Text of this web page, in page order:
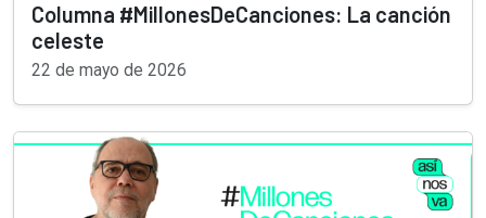
Columna #MillonesDeCanciones: La canción
celeste
22 de mayo de 2026